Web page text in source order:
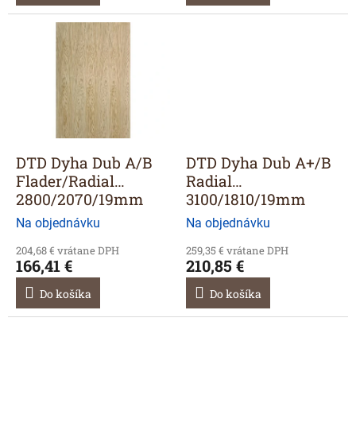
DTD Dyha Dub A/B
Flader/Radial
2800/2070/19mm
Na objednávku
204,68 € vrátane DPH
166,41 €
Do košíka
DTD Dyha Dub A+/B
Radial
3100/1810/19mm
Na objednávku
259,35 € vrátane DPH
210,85 €
Do košíka